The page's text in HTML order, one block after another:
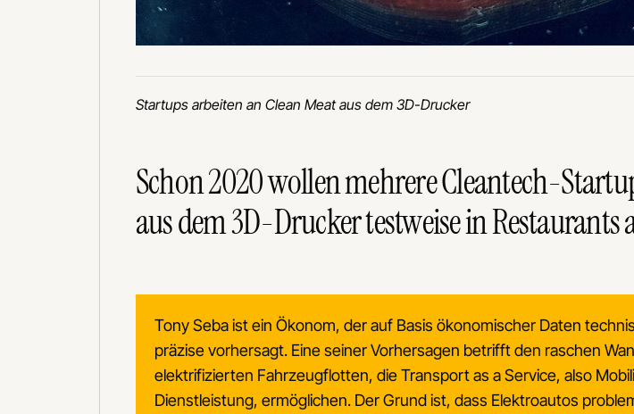
Startups arbeiten an Clean Meat aus dem 3D-Drucker
Schon 2020 wollen mehrere Cleantech-
aus dem 3D-Drucker testweise in Restaurants
Tony Seba ist ein Ökonom, der auf Basis ökonomischer Daten
präzise vorhersagt. Eine seiner Vorhersagen betrifft den raschen
elektrifizierten Fahrzeugflotten, die Transport as a Service, also
Dienstleistung, ermöglichen. Der Grund ist, dass Elektroautos